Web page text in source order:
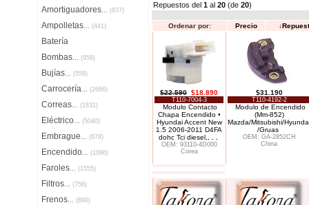
Amortiguadores... (837)
Ampolletas... (441)
Batería
Bombas... (958)
Bujías... (559)
Carrocería... (2696)
Correas... (1831)
Eléctrico... (5040)
Embrague... (678)
Encendido... (1086)
Faroles... (1555)
Filtros... (756)
Frenos... (890)
Repuestos del 1 al 20 (de 20)
Ordenar por: Precio ↓
$22.590 $18.890
T110-7004-3
Modulo Contacto
Chapa Encendido •
Hyundai Accent New
1.5 2006-2011 D4FA
dohc Tci diesel,
OEM: 93110-4D000
Corea
$31.190
T110-4192-2
Modulo de Encendido
(Mm-852)
Mazda/Mitsubishi/
/Gruas
OEM: GA-2852CH
China